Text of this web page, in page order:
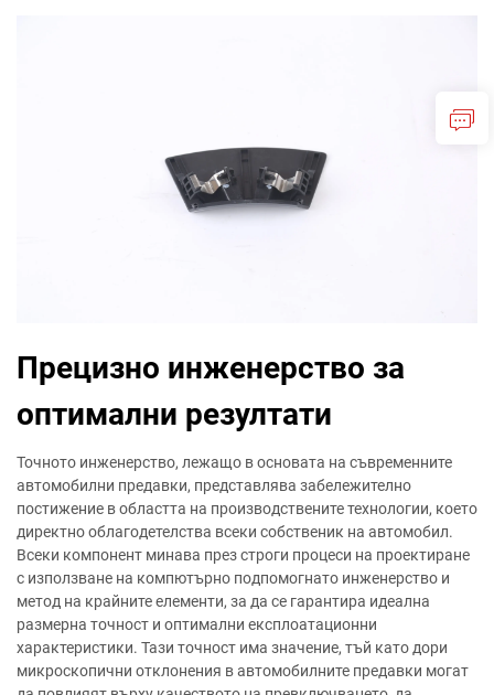
Прецизно инженерство за
оптимални резултати
Точното инженерство, лежащо в основата на съвременните
автомобилни предавки, представлява забележително
постижение в областта на производствените технологии, което
директно облагодетелства всеки собственик на автомобил.
Всеки компонент минава през строги процеси на проектиране
с използване на компютърно подпомогнато инженерство и
метод на крайните елементи, за да се гарантира идеална
размерна точност и оптимални експлоатационни
характеристики. Тази точност има значение, тъй като дори
микроскопични отклонения в автомобилните предавки могат